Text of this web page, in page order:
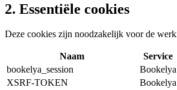
2. Essentiële cookies
Deze cookies zijn noodzakelijk voor de
Naam Service
bookelya_session
Bookelya
XSRF-TOKEN
Bookelya